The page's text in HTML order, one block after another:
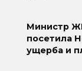
Министр
посетила
ущерба и